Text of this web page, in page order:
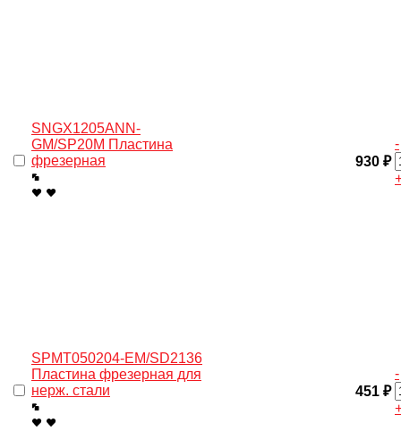
SNGX1205ANN-
GM/SP20M Пластина
фрезерная
930 ₽
-
SPMT050204-EM/SD2136
Пластина фрезерная для
нерж. стали
451 ₽
-